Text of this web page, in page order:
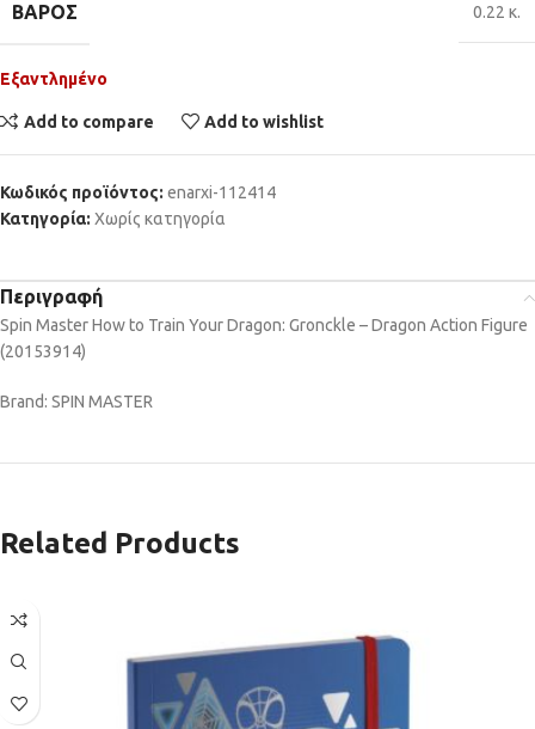
ΒΆΡΟΣ 0.22 κ.
Εξαντλημένο
Add to compare Add to wishlist
Κωδικός προϊόντος: enarxi-112414
Κατηγορία: Χωρίς κατηγορία
Περιγραφή
Spin Master How to Train Your Dragon: Gronckle – Dragon Action Figure
(20153914)
Brand: SPIN MASTER
Related Products